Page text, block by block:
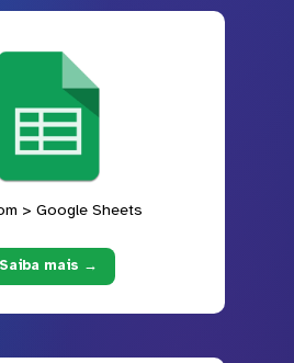
> Google Sheets
Saiba mais →